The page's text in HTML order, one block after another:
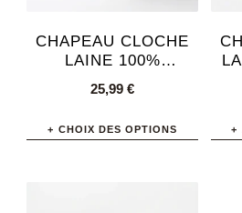
CHAPEAU CLOCHE
LAINE 100%
STYLE VINTAGE
25,99 €
CHOIX DES OPTIONS